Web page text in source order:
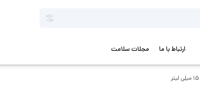
ارتباط با ما مجلات سلامت